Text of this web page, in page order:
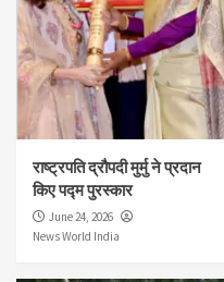
राष्ट्रपति द्रौपदी मुर्मु ने प्रदान
किए पद्म पुरस्कार
June 24, 2026
News World India